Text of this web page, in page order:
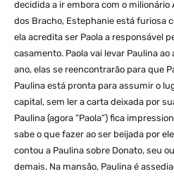
decidida a ir embora com o milionário
dos Bracho, Estephanie está furiosa
ela acredita ser Paola a responsável
casamento. Paola vai levar Paulina
ano, elas se reencontrarão para que
Paulina está pronta para assumir o
capital, sem ler a carta deixada por
Paulina (agora “Paola”) fica
sabe o que fazer ao ser beijada por
contou a Paulina sobre Donato, seu
demais. Na mansão, Paulina é